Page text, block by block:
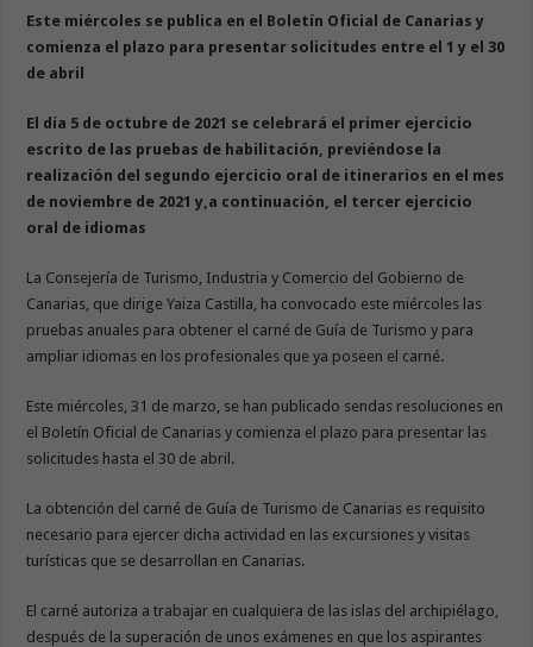
Este miércoles se publica en el Boletín Oficial de Canarias y
comienza el plazo para presentar solicitudes entre el 1 y el 30
de abril
El día 5 de octubre de 2021 se celebrará el primer ejercicio
escrito de las pruebas de habilitación, previéndose la
realización del segundo ejercicio oral de itinerarios en el mes
de noviembre de 2021 y, a continuación, el tercer ejercicio
oral de idiomas
La Consejería de Turismo, Industria y Comercio del Gobierno de
Canarias, que dirige Yaiza Castilla, ha convocado este miércoles las
pruebas anuales para obtener el carné de Guía de Turismo y para
ampliar idiomas en los profesionales que ya poseen el carné.
Este miércoles, 31 de marzo, se han publicado sendas resoluciones en
el Boletín Oficial de Canarias y comienza el plazo para presentar las
solicitudes hasta el 30 de abril.
La obtención del carné de Guía de Turismo de Canarias es requisito
necesario para ejercer dicha actividad en las excursiones y visitas
turísticas que se desarrollan en Canarias.
El carné autoriza a trabajar en cualquiera de las islas del archipiélago,
después de la superación de unos exámenes en que los aspirantes